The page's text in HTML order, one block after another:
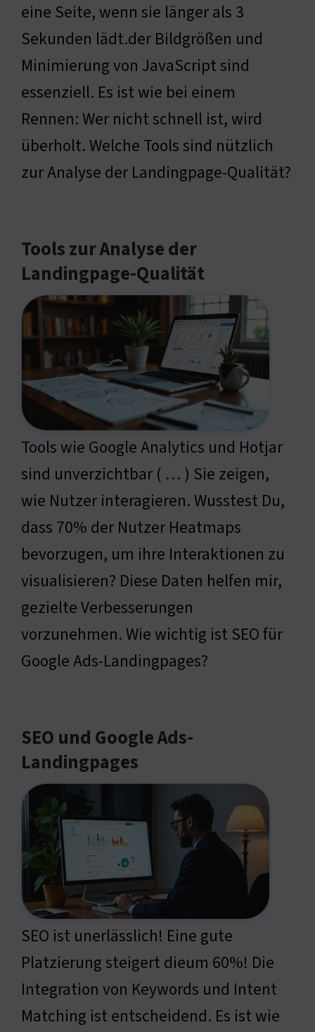
eine Seite, wenn sie länger als 3
Sekunden lädt.der Bildgrößen und
Minimierung von JavaScript sind
essenziell. Es ist wie bei einem
Rennen: Wer nicht schnell ist, wird
überholt. Welche Tools sind nützlich
zur Analyse der Landingpage-Qualität?
Tools zur Analyse der
Landingpage-Qualität
Tools wie Google Analytics und Hotjar
sind unverzichtbar ( … ) Sie zeigen,
wie Nutzer interagieren. Wusstest Du,
dass 70% der Nutzer Heatmaps
bevorzugen, um ihre Interaktionen zu
visualisieren? Diese Daten helfen mir,
gezielte Verbesserungen
vorzunehmen. Wie wichtig ist SEO für
Google Ads-Landingpages?
SEO und Google Ads-
Landingpages
SEO ist unerlässlich! Eine gute
Platzierung steigert dieum 60%! Die
Integration von Keywords und Intent
Matching ist entscheidend. Es ist wie